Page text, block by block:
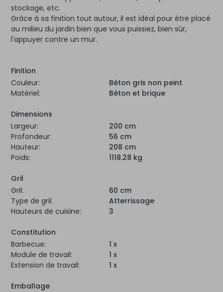
stockage, etc.
Grâce à sa finition tout autour, il est idéal pour être placé
au milieu du jardin bien que vous puissiez, bien sûr,
l'appuyer contre un mur.
Finition
Couleur:
Béton gris non peint
Matériel:
Béton et brique
Dimensions
Largeur:
200 cm
Profondeur:
56 cm
Hauteur:
208 cm
Poids:
1118.28 kg
Gril
Gril:
60 cm
Type de gril:
Atterrissage
Hauteurs de cuisine:
3
Constitution
Barbecue:
1 x
Module de travail:
1 x
Extension de travail:
1 x
Emballage